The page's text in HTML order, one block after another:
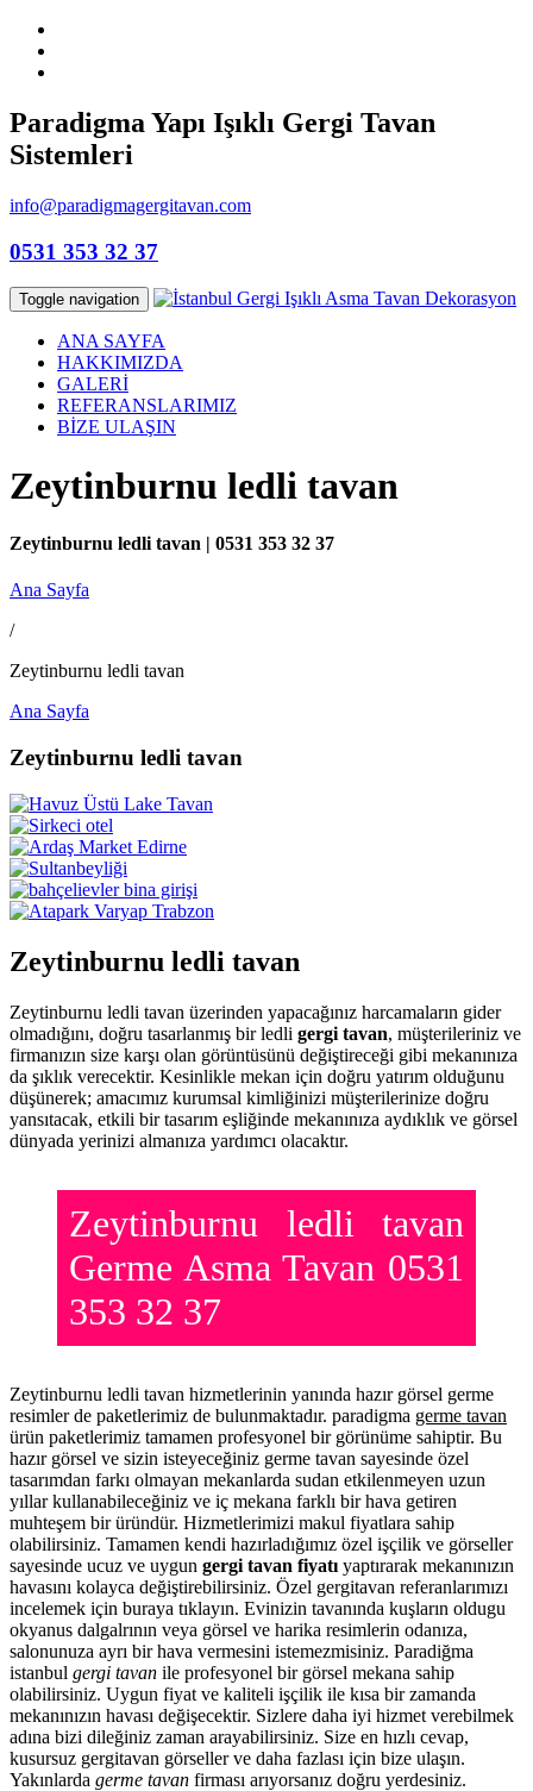
Paradigma Yapı Işıklı Gergi Tavan
Sistemleri
info@paradigmagergitavan.com
0531 353 32 37
Toggle navigation
ANA SAYFA
HAKKIMIZDA
GALERİ
REFERANSLARIMIZ
BİZE ULAŞIN
Zeytinburnu ledli tavan
Zeytinburnu ledli tavan | 0531 353 32 37
Ana Sayfa
/
Zeytinburnu ledli tavan
Ana Sayfa
Zeytinburnu ledli tavan
Zeytinburnu ledli tavan
Zeytinburnu ledli tavan üzerinden yapacağınız harcamaların gider
olmadığını, doğru tasarlanmış bir ledli gergi tavan, müşterileriniz ve
firmanızın size karşı olan görüntüsünü değiştireceği gibi mekanınıza
da şıklık verecektir. Kesinlikle mekan için doğru yatırım olduğunu
düşünerek; amacımız kurumsal kimliğinizi müşterilerinize doğru
yansıtacak, etkili bir tasarım eşliğinde mekanınıza aydıklık ve görsel
dünyada yerinizi almanıza yardımcı olacaktır.
Zeytinburnu ledli tavan
Germe Asma Tavan 0531
353 32 37
Zeytinburnu ledli tavan hizmetlerinin yanında hazır görsel germe
resimler de paketlerimiz de bulunmaktadır. paradigma germe tavan
ürün paketlerimiz tamamen profesyonel bir görünüme sahiptir. Bu
hazır görsel ve sizin isteyeceğiniz germe tavan sayesinde özel
tasarımdan farkı olmayan mekanlarda sudan etkilenmeyen uzun
yıllar kullanabileceğiniz ve iç mekana farklı bir hava getiren
muhteşem bir üründür. Hizmetlerimizi makul fiyatlara sahip
olabilirsiniz. Tamamen kendi hazırladığımız özel işçilik ve görseller
sayesinde ucuz ve uygun gergi tavan fiyatı yaptırarak mekanınızın
havasını kolayca değiştirebilirsiniz. Özel gergitavan referanlarımızı
incelemek için buraya tıklayın. Evinizin tavanında kuşların oldugu
okyanus dalgalrının veya görsel ve harika resimlerin odanıza,
salonunuza ayrı bir hava vermesini istemezmisiniz. Paradiğma
istanbul gergi tavan ile profesyonel bir görsel mekana sahip
olabilirsiniz. Uygun fiyat ve kaliteli işçilik ile kısa bir zamanda
mekanınızın havası değişecektir. Sizlere daha iyi hizmet verebilmek
adına bizi dileğiniz zaman arayabilirsiniz. Size en hızlı cevap,
kusursuz gergitavan görseller ve daha fazlası için bize ulaşın.
Yakınlarda germe tavan firması arıyorsanız doğru yerdesiniz.